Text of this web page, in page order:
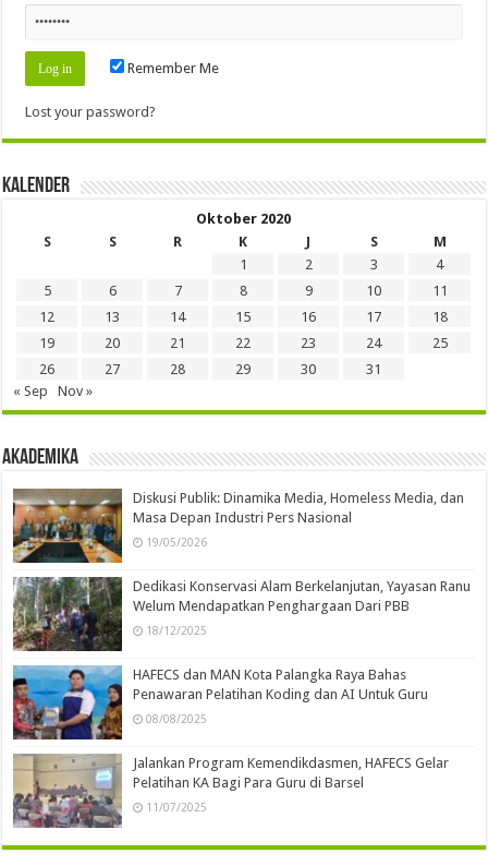
Remember Me
Lost your password?
Kalender
Oktober 2020
S
S R K J S
M
1
2 3
4
5
6 7 8 9 10
11
12
13 14 15 16 17
18
19
20 21 22 23 24
25
26
27 28 29 30
31
« Sep
Nov »
Akademika
Diskusi Publik: Dinamika Media, Homeless Media, dan
Masa Depan Industri Pers Nasional
19/05/2026
Dedikasi Konservasi Alam Berkelanjutan, Yayasan Ranu
Welum Mendapatkan Penghargaan Dari PBB
18/12/2025
HAFECS dan MAN Kota Palangka Raya Bahas
Penawaran Pelatihan Koding dan AI Untuk Guru
08/08/2025
Jalankan Program Kemendikdasmen, HAFECS Gelar
Pelatihan KA Bagi Para Guru di Barsel
11/07/2025